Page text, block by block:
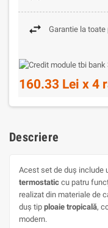
Garantie la toate
160.33 Lei x 4
Descriere
Acest set de duș include
termostatic cu patru
realizat din materiale de
duș tip ploaie tropicală,
modern.